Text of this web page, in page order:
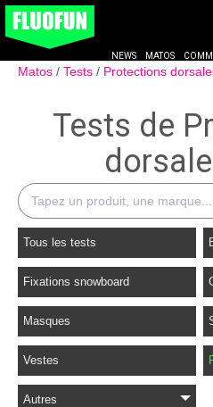
NEWS MATOS
Matos Tests Protections
Tests de
Tous les tests
Fixations snowboard
Masques
Vestes
Autres